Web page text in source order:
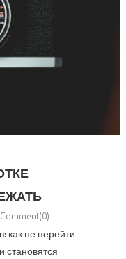
Comment(0)
как не перейти
становятся